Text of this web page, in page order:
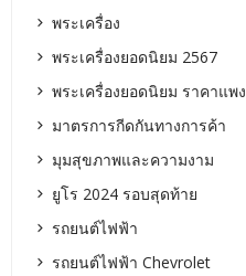
พระเครื่อง
พระเครื่องยอดนิยม 2567
พระเครื่องยอดนิยม ราคาแพง
มาตรการกีดกันทางการค้า
มุมสุขภาพและความงาม
ยูโร 2024 รอบสุดท้าย
รถยนต์ไฟฟ้า
รถยนต์ไฟฟ้า Chevrolet